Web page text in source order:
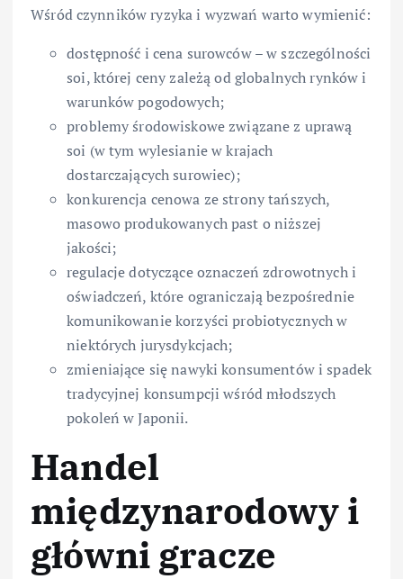
Wśród czynników ryzyka i wyzwań warto wymienić:
dostępność i cena surowców – w szczególności
soi, której ceny zależą od globalnych rynków i
warunków pogodowych;
problemy środowiskowe związane z uprawą
soi (w tym wylesianie w krajach
dostarczających surowiec);
konkurencja cenowa ze strony tańszych,
masowo produkowanych past o niższej
jakości;
regulacje dotyczące oznaczeń zdrowotnych i
oświadczeń, które ograniczają bezpośrednie
komunikowanie korzyści probiotycznych w
niektórych jurysdykcjach;
zmieniające się nawyki konsumentów i spadek
tradycyjnej konsumpcji wśród młodszych
pokoleń w Japonii.
Handel
międzynarodowy i
główni gracze